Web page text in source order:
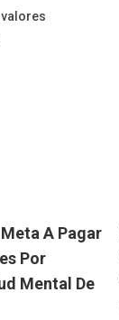
A Pagar
Por
Mental De